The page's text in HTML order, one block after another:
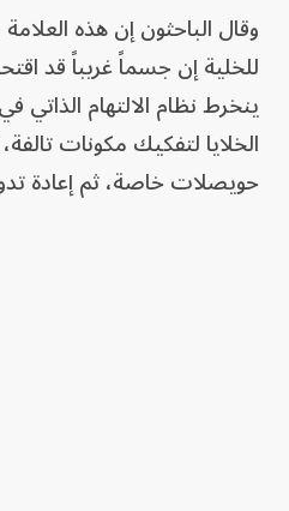
وقال الباحثون إن هذه
للخلية إن جسماً غريباً قد
ينخرط نظام الالتهام الذاتي
الخلايا لتفكيك مكونات
حويصلات خاصة، ثم إعادة